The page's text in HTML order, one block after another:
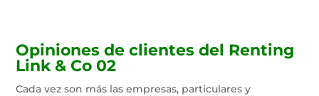
Opiniones de clientes del Renting
Link & Co 02
Cada vez son más las empresas, particulares y